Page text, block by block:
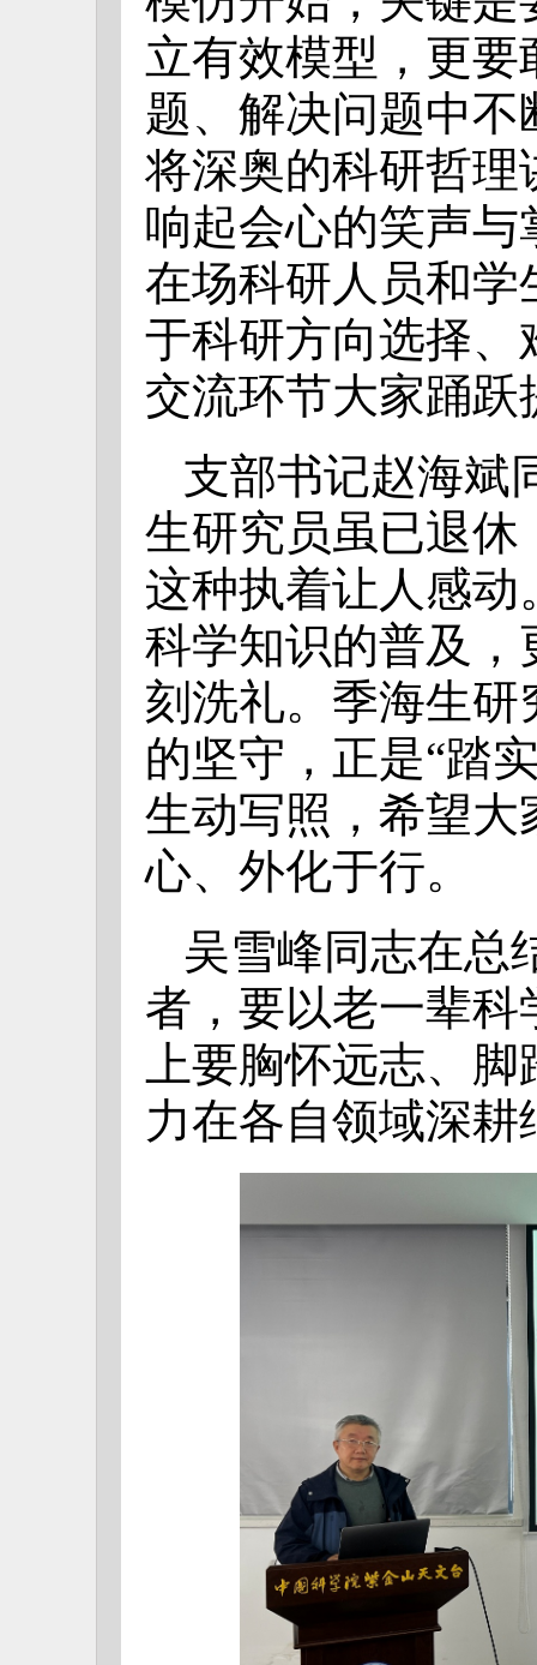
立有效模型，更
题、解决问题中
将深奥的科研哲
响起会心的笑声
在场科研人员和
于科研方向选择
交流环节大家踊
支部书记赵海斌
生研究员虽已退
这种执着让人感
科学知识的普及
刻洗礼。季海生
的坚守，正是“踏
生动写照，希望
心、外化于行。
吴雪峰同志在总
者，要以老一辈
上要胸怀远志、
力在各自领域深